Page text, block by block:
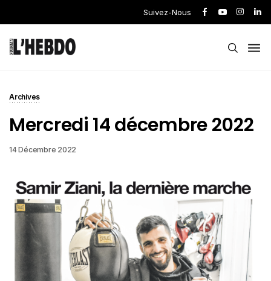
Suivez-Nous
Archives
Mercredi 14 décembre 2022
14 Décembre 2022